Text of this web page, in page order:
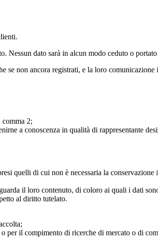
dato sarà in alcun modo ceduto o
se non ancora registrati, e la loro
2;
a conoscenza in qualità di rappresentante
quelli di cui non è necessaria la
il loro contenuto, di coloro ai quali i dati
al diritto tutelato.
il compimento di ricerche di mercato o di